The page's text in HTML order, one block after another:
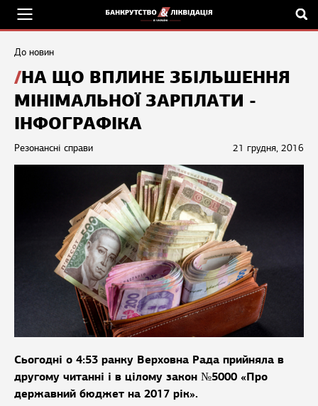
До новин
НА ЩО ВПЛИНЕ ЗБІЛЬШЕННЯ
МІНІМАЛЬНОЇ ЗАРПЛАТИ -
ІНФОГРАФІКА
21 грудня, 2016
Резонансні справи
Сьогодні о 4:53 ранку Верховна Рада прийняла в
другому читанні і в цілому закон №5000 «Про
державний бюджет на 2017 рік».